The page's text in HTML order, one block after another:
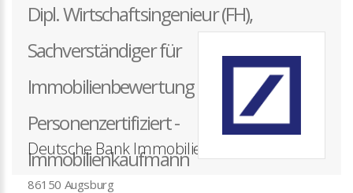
Dipl. Wirtschaftsingenieur (FH),
Sachverständiger für
Immobilienbewertung D1/D2/D3 Dekra
Personenzertifiziert -
Immobilienkaufmann
86150 Augsburg
Deutsche Bank Immobilien GmbH